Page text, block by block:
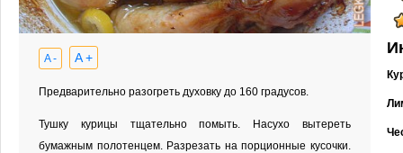
A - A +
Предварительно разогреть духовку до 160 градусов.
Тушку курицы тщательно помыть. Насухо вытереть
бумажным полотенцем. Разрезать на порционные кусочки.